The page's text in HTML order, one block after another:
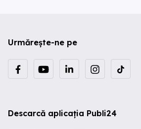
Urmărește-ne pe
Descarcă aplicația Publi24